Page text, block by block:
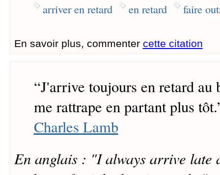
arriver en retard en retard faire
En savoir plus, commenter cette citation
“J'arrive toujours en retard au
me rattrape en partant plus tôt.
Charles Lamb
En anglais : "I always arrive late